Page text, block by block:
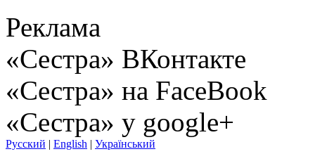
Реклама
«Сестра» ВКонтакте
«Сестра» на FaceBook
«Сестра» у google+
Русский | English | Український